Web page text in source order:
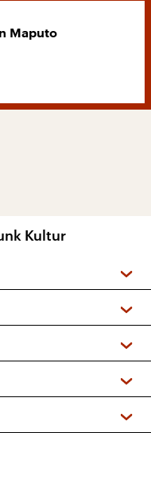
Maputo
Kultur